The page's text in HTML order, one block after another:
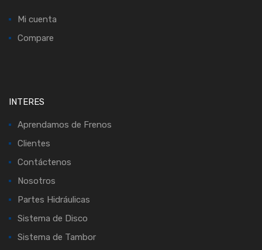
Mi cuenta
Compare
INTERES
Aprendamos de Frenos
Clientes
Contáctenos
Nosotros
Partes Hidráulicas
Sistema de Disco
Sistema de Tambor